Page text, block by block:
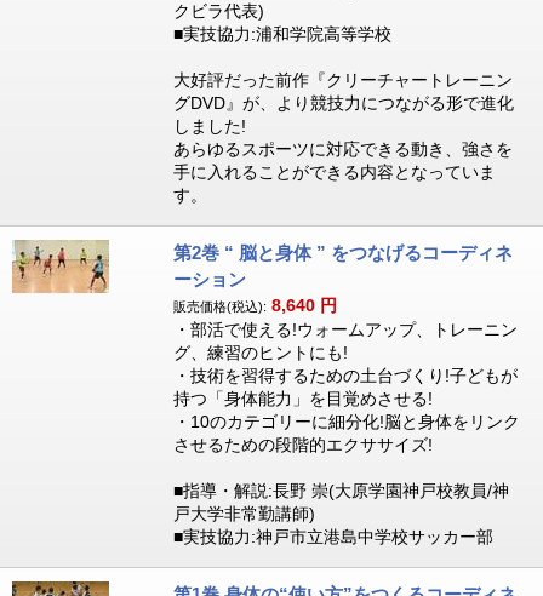
クビラ代表)
■実技協力:浦和学院高等学校
大好評だった前作『クリーチャートレーニン
グDVD』が、より競技力につながる形で進化
しました!
あらゆるスポーツに対応できる動き、強さを
手に入れることができる内容となっていま
す。
第2巻 “ 脳と身体 ” をつなげるコーディネ
ーション
販売価格(税込): 8,640 円
・部活で使える!ウォームアップ、トレーニン
グ、練習のヒントにも!
・技術を習得するための土台づくり!子どもが
持つ「身体能力」を目覚めさせる!
・10のカテゴリーに細分化!脳と身体をリンク
させるための段階的エクササイズ!
■指導・解説:長野 崇(大原学園神戸校教員/神
戸大学非常勤講師)
■実技協力:神戸市立港島中学校サッカー部